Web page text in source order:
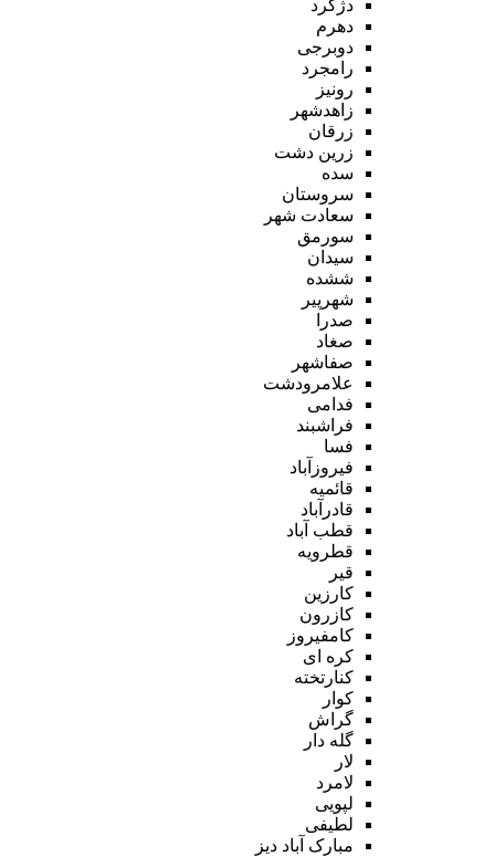
دژکرد
دهرم
دوبرجی
رامجرد
رونیز
زاهدشهر
زرقان
زرین دشت
سده
سروستان
سعادت شهر
سورمق
سیدان
ششده
شهرپیر
صدرا
صغاد
صفاشهر
علامرودشت
فدامی
فراشبند
فسا
فیروزآباد
قائمیه
قادرآباد
قطب آباد
قطرویه
قیر
کارزین
کازرون
کامفیروز
کره ای
کنارتخته
کوار
گراش
گله دار
لار
لامرد
لپویی
لطیفی
مبارک آباد دیز